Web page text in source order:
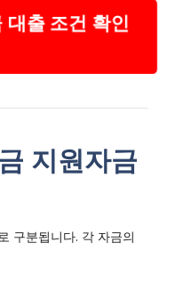
출 조건 확인
지원자금
구분됩니다. 각 자금의